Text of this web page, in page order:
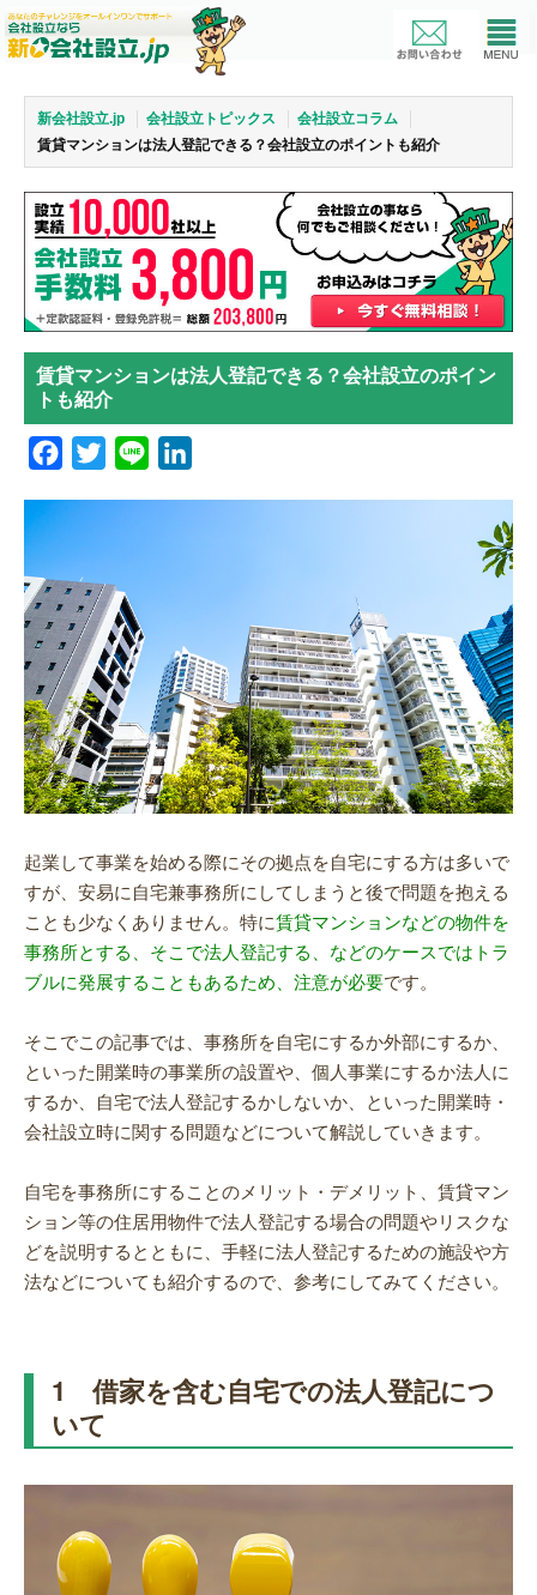
新会社設立.jp 会社設立トピックス
会社設立コラム
賃貸マンションは法人登記できる？会社設立のポイントも紹介
賃貸マンションは法人登記できる？会社設立のポイン
トも紹介
Facebook
Twitter Line
起業して事業を始める際にその拠点を自宅にする方は多いで
すが、安易に自宅兼事務所にしてしまうと後で問題を抱える
ことも少なくありません。特に賃貸マンションなどの物件を
事務所とする、そこで法人登記する、などのケースではトラ
ブルに発展することもあるため、注意が必要です。
そこでこの記事では、事務所を自宅にするか外部にするか、
といった開業時の事業所の設置や、個人事業にするか法人に
するか、自宅で法人登記するかしないか、といった開業時・
会社設立時に関する問題などについて解説していきます。
自宅を事務所にすることのメリット・デメリット、賃貸マン
ション等の住居用物件で法人登記する場合の問題やリスクな
どを説明するとともに、手軽に法人登記するための施設や方
法などについても紹介するので、参考にしてみてください。
1 借家を含む自宅での法人登記につ
いて